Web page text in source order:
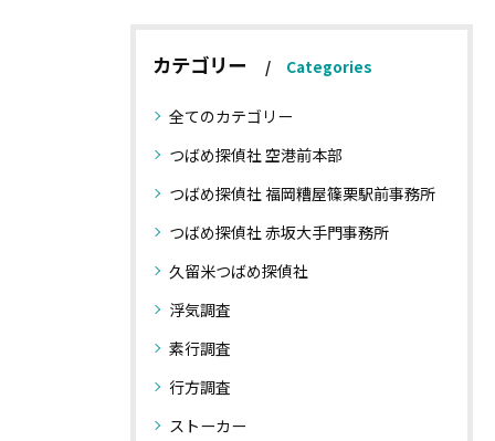
カテゴリー Categories
全てのカテゴリー
つばめ探偵社 空港前本部
つばめ探偵社 福岡糟屋篠栗駅前事務所
つばめ探偵社 赤坂大手門事務所
久留米つばめ探偵社
浮気調査
素行調査
行方調査
ストーカー